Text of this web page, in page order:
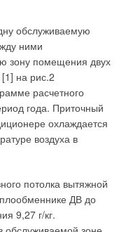
обслуживаемую
ними
зону помещения двух
[1] на рис.2
расчетного
года. Приточный
охлаждается
воздуха в
потолка вытяжной
ДВ до
9,27 г/кг.
горизонтальные или
и контроля для
квартирных до
значения;
для ванных
для печей на